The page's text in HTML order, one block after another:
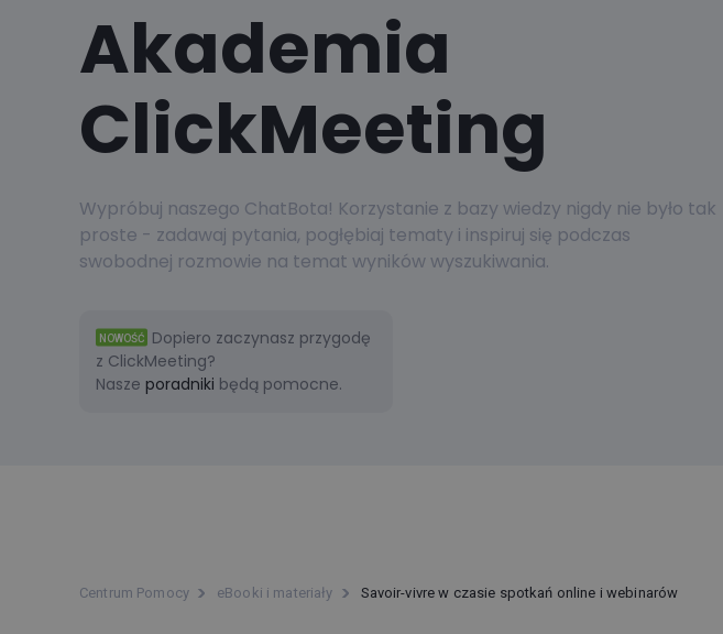
Akademia
ClickMeeting
Wypróbuj naszego ChatBota! Korzystanie z bazy wiedzy nigdy nie było tak
proste - zadawaj pytania, pogłębiaj tematy i inspiruj się podczas
swobodnej rozmowie na temat wyników wyszukiwania.
NOWOŚĆ
Dopiero zaczynasz przygodę
z ClickMeeting?
Nasze poradniki będą pomocne.
Centrum Pomocy eBooki i materiały Savoir-vivre w czasie spotkań online i webinarów